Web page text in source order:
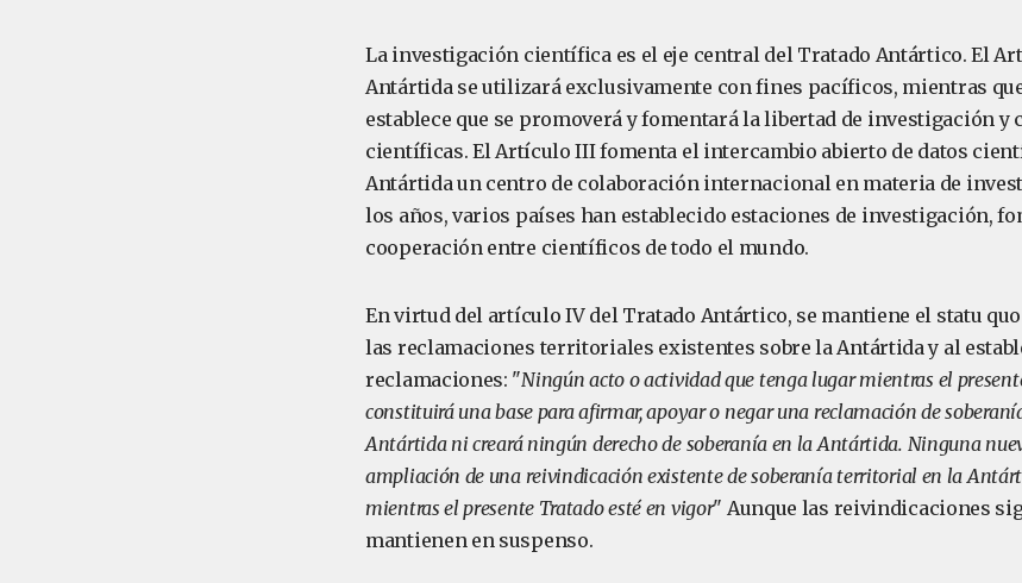
La investigación científica es el eje central del Tratado Antártico. El
Antártida se utilizará exclusivamente con fines pacíficos, mientras
establece que se promoverá y fomentará la libertad de investigación y
científicas. El Artículo III fomenta el intercambio abierto de datos
Antártida un centro de colaboración internacional en materia de
los años, varios países han establecido estaciones de investigación,
cooperación entre científicos de todo el mundo.
En virtud del artículo IV del Tratado Antártico, se mantiene el statu
las reclamaciones territoriales existentes sobre la Antártida y al
reclamaciones: "Ningún acto o actividad que tenga lugar mientras el
constituirá una base para afirmar, apoyar o negar una reclamación de
Antártida ni creará ningún derecho de soberanía en la Antártida. Ninguna
ampliación de una reivindicación existente de soberanía territorial en la
mientras el presente Tratado esté en vigor" Aunque las reivindicaciones
mantienen en suspenso.